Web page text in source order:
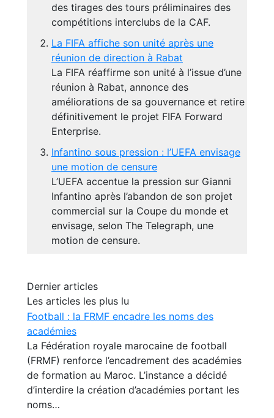
des tirages des tours préliminaires des
compétitions interclubs de la CAF.
La FIFA affiche son unité après une
réunion de direction à Rabat
La FIFA réaffirme son unité à l’issue d’une
réunion à Rabat, annonce des
améliorations de sa gouvernance et retire
définitivement le projet FIFA Forward
Enterprise.
Infantino sous pression : l’UEFA envisage
une motion de censure
L’UEFA accentue la pression sur Gianni
Infantino après l’abandon de son projet
commercial sur la Coupe du monde et
envisage, selon The Telegraph, une
motion de censure.
Dernier articles
Les articles les plus lu
Football : la FRMF encadre les noms des
académies
La Fédération royale marocaine de football
(FRMF) renforce l’encadrement des académies
de formation au Maroc. L’instance a décidé
d’interdire la création d’académies portant les
noms…